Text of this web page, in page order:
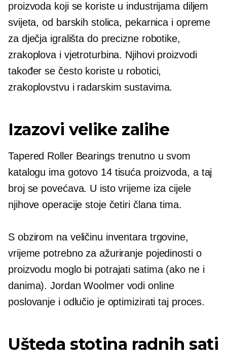
proizvoda koji se koriste u industrijama diljem
svijeta, od barskih stolica, pekarnica i opreme
za dječja igrališta do precizne robotike,
zrakoplova i vjetroturbina. Njihovi proizvodi
također se često koriste u robotici,
zrakoplovstvu i radarskim sustavima.
Izazovi velike zalihe
Tapered Roller Bearings trenutno u svom
katalogu ima gotovo 14 tisuća proizvoda, a taj
broj se povećava. U isto vrijeme iza cijele
njihove operacije stoje četiri člana tima.
S obzirom na veličinu inventara trgovine,
vrijeme potrebno za ažuriranje pojedinosti o
proizvodu moglo bi potrajati satima (ako ne i
danima). Jordan Woolmer vodi online
poslovanje i odlučio je optimizirati taj proces.
Ušteda stotina radnih sati